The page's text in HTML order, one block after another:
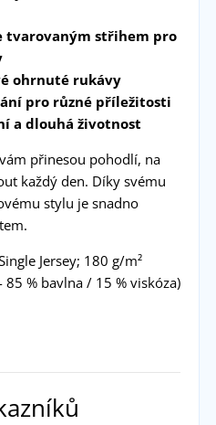
tvarovaným střihem pro
ohrnuté rukávy
pro různé příležitosti
a dlouhá životnost
vám přinesou pohodlí, na
každý den. Díky svému
stylu je snadno
Jersey; 180 g/m²
% bavlna / 15 % viskóza)